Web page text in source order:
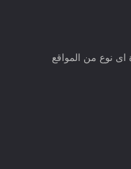
اى نوع من المواقع